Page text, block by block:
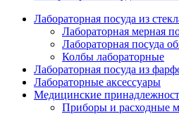
Лабораторная посуда из
Лабораторная мерная
Лабораторная посуда
Колбы лабораторные
Лабораторная посуда из
Лабораторные аксессуары
Медицинские
Приборы и расходные